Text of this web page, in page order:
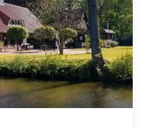
1 wechseln
Slide 2 wechseln
3 wechseln